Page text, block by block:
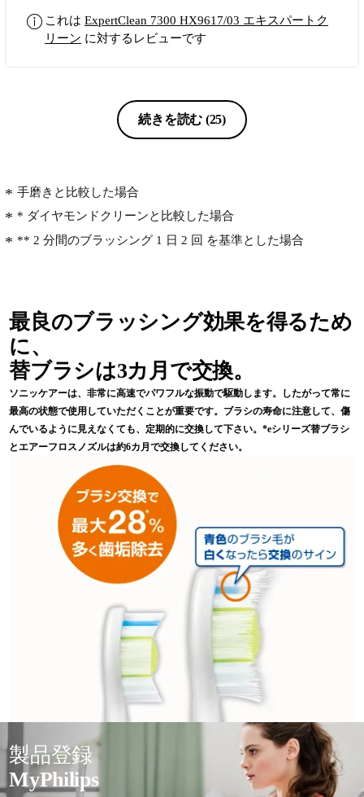
で圧力をかけすぎていたことがわかり
ました。 先日、歯医者に行ったらよ
これは ExpertClean 7300 HX9617/03 エキスパートク
リーン に対するレビューです
続きを読む (25)
手磨きと比較した場合
* ダイヤモンドクリーンと比較した場合
** 2 分間のブラッシング 1 日 2 回 を基準とした場合
最良のブラッシング効果を得るため
に、
替ブラシは3カ月で交換。
ソニッケアーは、非常に高速でパワフルな振動で駆動します。したがって常に
最高の状態で使用していただくことが重要です。ブラシの寿命に注意して、傷
んでいるように見えなくても、定期的に交換して下さい。*eシリーズ替ブラシ
とエアーフロスノズルは約6カ月で交換してください。
製品登録
MyPhilips